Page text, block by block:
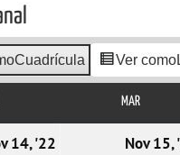
Cuadrícula Ver como
MARMARTES
14, '22 14/11/2022Nov 15,